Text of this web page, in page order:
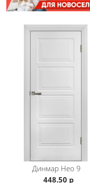
Динмар Нео 9
448.50 р